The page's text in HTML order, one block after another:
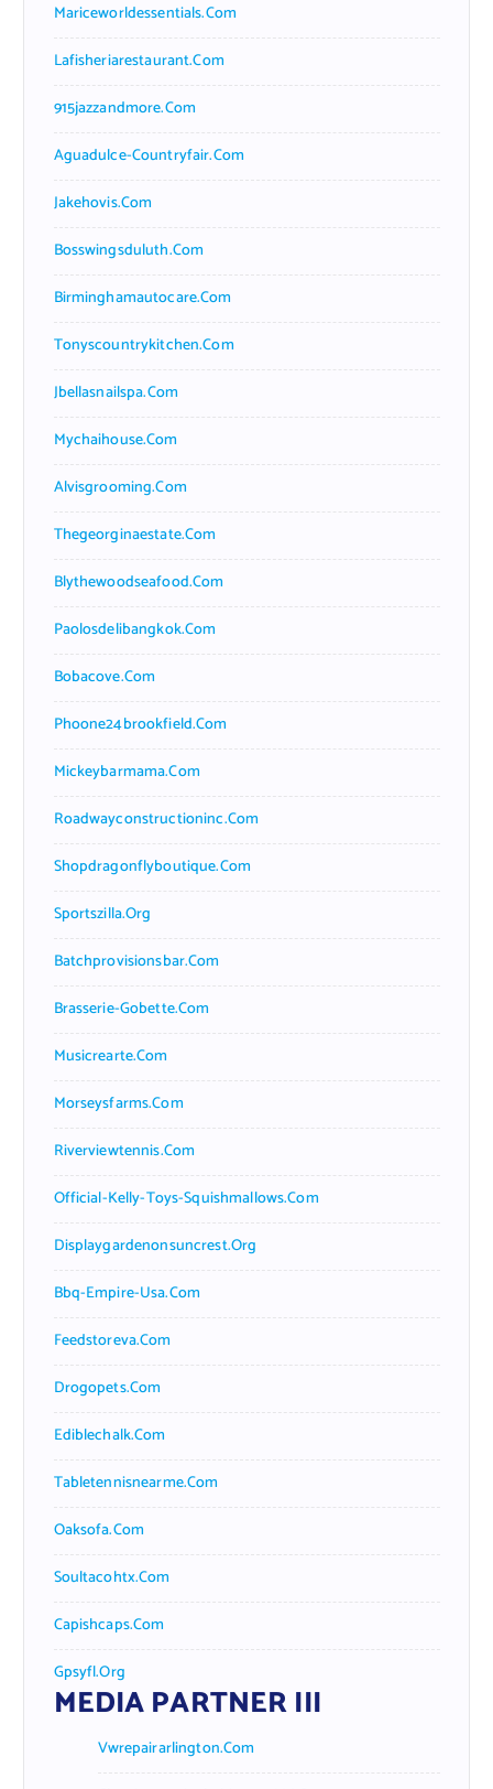
Mariceworldessentials.com
Lafisheriarestaurant.com
915jazzandmore.com
Aguadulce-Countryfair.com
Jakehovis.com
Bosswingsduluth.com
Birminghamautocare.com
Tonyscountrykitchen.com
Jbellasnailspa.com
Mychaihouse.com
Alvisgrooming.com
Thegeorginaestate.com
Blythewoodseafood.com
Paolosdelibangkok.com
Bobacove.com
Phoone24brookfield.com
Mickeybarmama.com
Roadwayconstructioninc.com
Shopdragonflyboutique.com
Sportszilla.org
Batchprovisionsbar.com
Brasserie-Gobette.com
Musicrearte.com
Morseysfarms.com
Riverviewtennis.com
Official-Kelly-Toys-Squishmallows.com
Displaygardenonsuncrest.org
Bbq-Empire-Usa.com
Feedstoreva.com
Drogopets.com
Ediblechalk.com
Tabletennisnearme.com
Oaksofa.com
Soultacohtx.com
Capishcaps.com
Gpsyfl.org
MEDIA PARTNER III
Vwrepairarlington.com